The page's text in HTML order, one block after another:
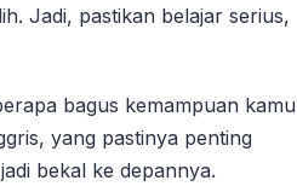
Jadi, pastikan belajar serius,
bagus kemampuan kamu
yang pastinya penting
bekal ke depannya.